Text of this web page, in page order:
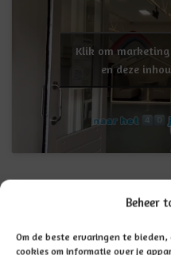
Beheer
Om de beste ervaringen te
cookies om informatie over je
Klik om marketing
en deze